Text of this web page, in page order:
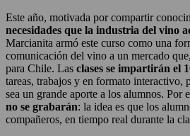
Este año, motivada por compartir
necesidades que la industria del vino
Marcianita armó este curso como una
comunicación del vino a un mercado
para Chile. Las clases se impartirán el
tareas, trabajos y en formato interactivo,
sea un grande aporte a los alumnos. Por
no se grabarán: la idea es que los
compañeros, en tiempo real durante la